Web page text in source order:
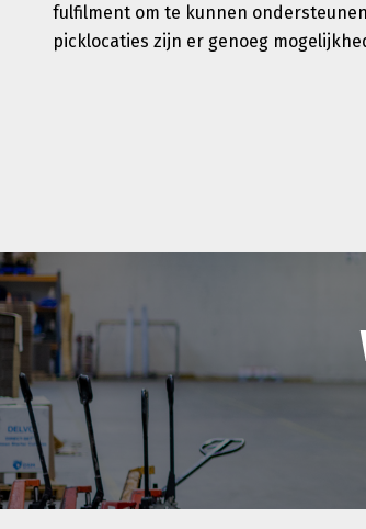
fulfilment om te kunnen
picklocaties zijn er genoeg